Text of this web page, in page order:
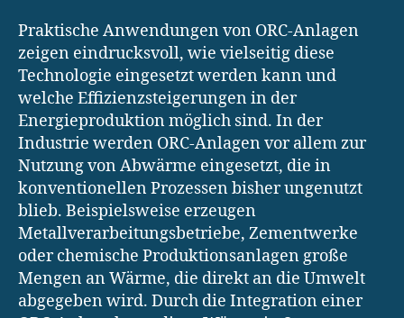
Praktische Anwendungen von ORC-Anlagen
zeigen eindrucksvoll, wie vielseitig diese
Technologie eingesetzt werden kann und
welche Effizienzsteigerungen in der
Energieproduktion möglich sind. In der
Industrie werden ORC-Anlagen vor allem zur
Nutzung von Abwärme eingesetzt, die in
konventionellen Prozessen bisher ungenutzt
blieb. Beispielsweise erzeugen
Metallverarbeitungsbetriebe, Zementwerke
oder chemische Produktionsanlagen große
Mengen an Wärme, die direkt an die Umwelt
abgegeben wird. Durch die Integration einer